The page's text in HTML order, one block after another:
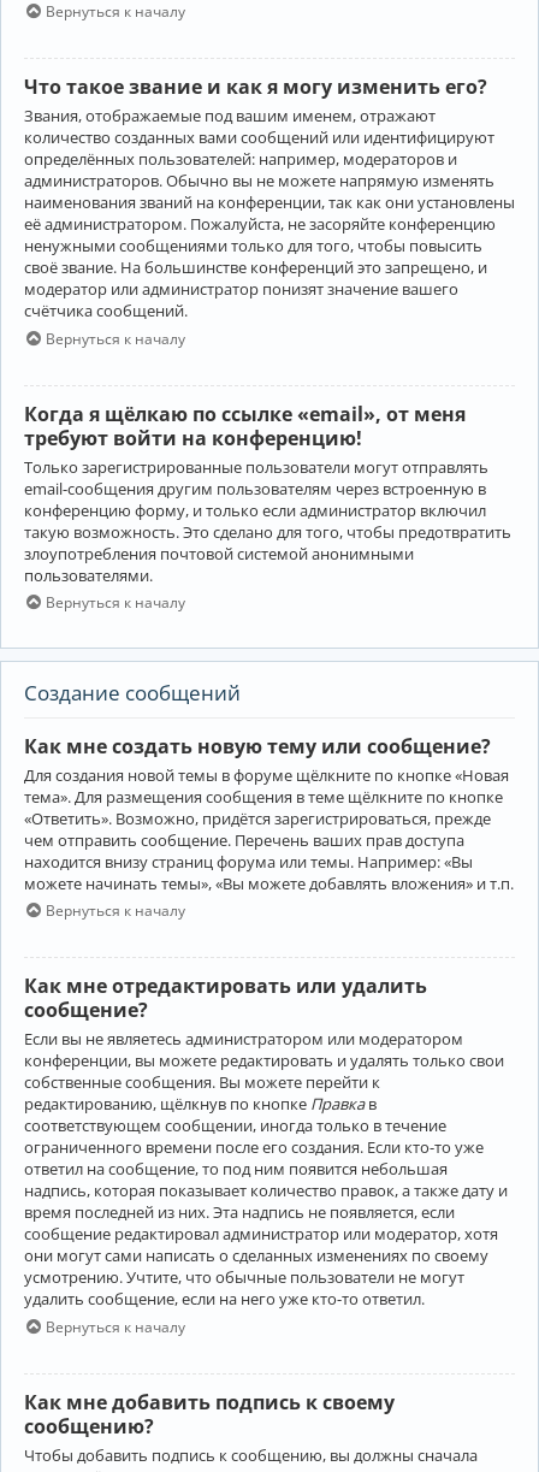
Вернуться к началу
Что такое звание и как я могу изменить его?
Звания, отображаемые под вашим именем, отражают
количество созданных вами сообщений или идентифицируют
определённых пользователей: например, модераторов и
администраторов. Обычно вы не можете напрямую изменять
наименования званий на конференции, так как они установлены
её администратором. Пожалуйста, не засоряйте конференцию
ненужными сообщениями только для того, чтобы повысить
своё звание. На большинстве конференций это запрещено, и
модератор или администратор понизят значение вашего
счётчика сообщений.
Вернуться к началу
Когда я щёлкаю по ссылке «email», от меня
требуют войти на конференцию!
Только зарегистрированные пользователи могут отправлять
email-сообщения другим пользователям через встроенную в
конференцию форму, и только если администратор включил
такую возможность. Это сделано для того, чтобы предотвратить
злоупотребления почтовой системой анонимными
пользователями.
Вернуться к началу
Создание сообщений
Как мне создать новую тему или сообщение?
Для создания новой темы в форуме щёлкните по кнопке «Новая
тема». Для размещения сообщения в теме щёлкните по кнопке
«Ответить». Возможно, придётся зарегистрироваться, прежде
чем отправить сообщение. Перечень ваших прав доступа
находится внизу страниц форума или темы. Например: «Вы
можете начинать темы», «Вы можете добавлять вложения» и т.п.
Вернуться к началу
Как мне отредактировать или удалить
сообщение?
Если вы не являетесь администратором или модератором
конференции, вы можете редактировать и удалять только свои
собственные сообщения. Вы можете перейти к
редактированию, щёлкнув по кнопке Правкав
соответствующем сообщении, иногда только в течение
ограниченного времени после его создания. Если кто-то уже
ответил на сообщение, то под ним появится небольшая
надпись, которая показывает количество правок, а также дату и
время последней из них. Эта надпись не появляется, если
сообщение редактировал администратор или модератор, хотя
они могут сами написать о сделанных изменениях по своему
усмотрению. Учтите, что обычные пользователи не могут
удалить сообщение, если на него уже кто-то ответил.
Вернуться к началу
Как мне добавить подпись к своему
сообщению?
Чтобы добавить подпись к сообщению, вы должны сначала